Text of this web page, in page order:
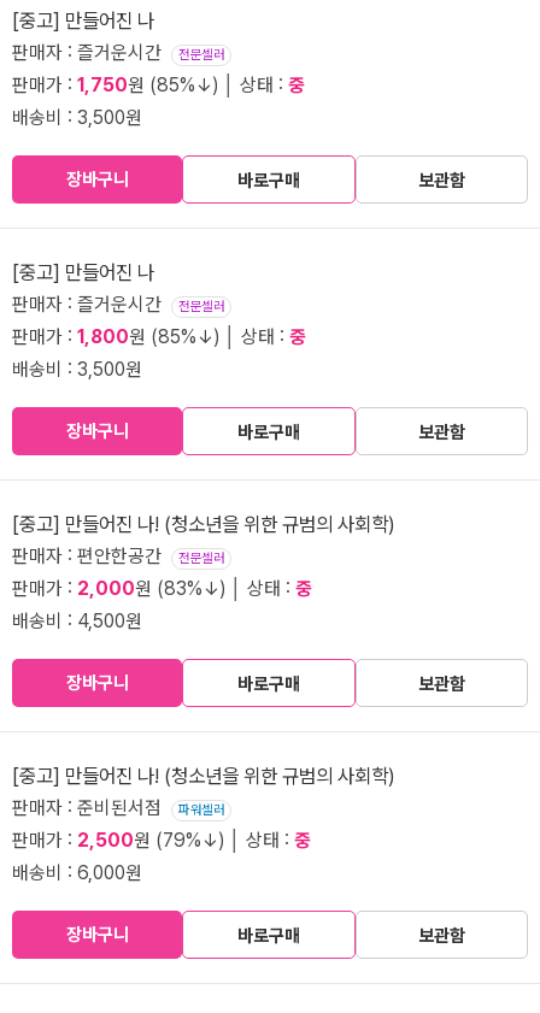
[중고] 만들어진 나
판매자 : 즐거운시간 전문셀러
판매가 : 1,750원 (85%↓) │ 상태 : 중
배송비 : 3,500원
장바구니 바로구매 보관함
[중고] 만들어진 나
판매자 : 즐거운시간 전문셀러
판매가 : 1,800원 (85%↓) │ 상태 : 중
배송비 : 3,500원
장바구니 바로구매 보관함
[중고] 만들어진 나! (청소년을 위한 규범의 사회학)
판매자 : 편안한공간 전문셀러
판매가 : 2,000원 (83%↓) │ 상태 : 중
배송비 : 4,500원
장바구니 바로구매 보관함
[중고] 만들어진 나! (청소년을 위한 규범의 사회학)
판매자 : 준비된서점 파워셀러
판매가 : 2,500원 (79%↓) │ 상태 : 중
배송비 : 6,000원
장바구니 바로구매 보관함